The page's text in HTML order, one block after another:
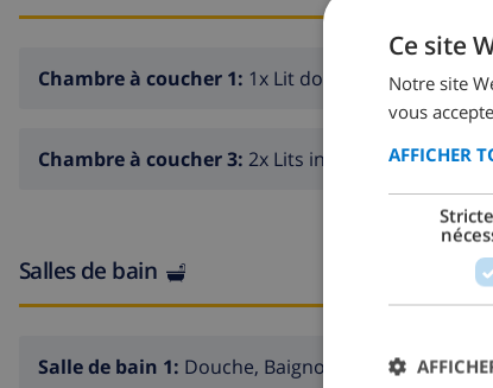
Chambre à coucher 1: 1x Lit double
Chambre à coucher 3: 2x Lits individuels
Salles de bain
Salle de bain 1: Douche, Baignoire, Lavabo,
Ce site
Notre site
vous
AFFICHER